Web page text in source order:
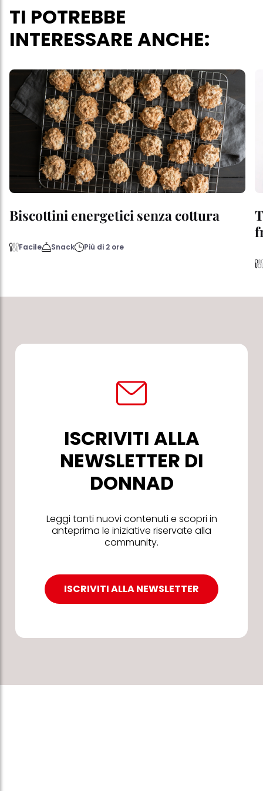
TI POTREBBE
INTERESSARE ANCHE:
Biscottini energetici senza cottura
Facile Snack Più di 2 ore
ISCRIVITI ALLA
NEWSLETTER DI
DONNAD
Leggi tanti nuovi contenuti e scopri in
anteprima le iniziative riservate alla
community.
ISCRIVITI ALLA NEWSLETTER